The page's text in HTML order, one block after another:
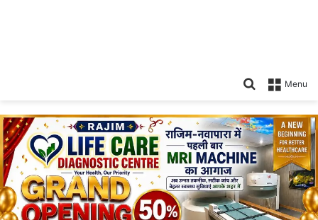
Menu
Search